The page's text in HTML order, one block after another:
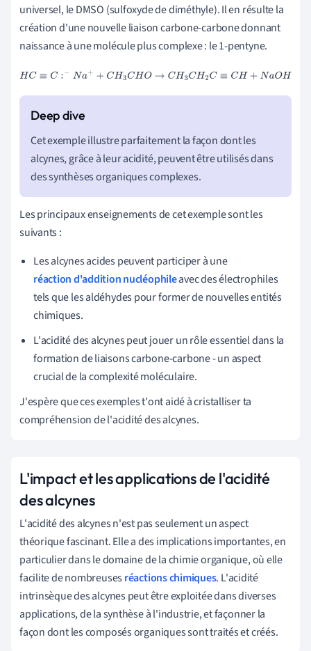
universel, le DMSO (sulfoxyde de diméthyle). Il en résulte la
création d'une nouvelle liaison carbone-carbone donnant
naissance à une molécule plus complexe : le 1-pentyne.
HC ≡C:−Na++CH3CHO→C H3CH2C≡CH+NaOH
Cet exemple illustre parfaitement la façon dont les
alcynes, grâce à leur acidité, peuvent être utilisés dans
des synthèses organiques complexes.
Les principaux enseignements de cet exemple sont les
suivants :
Les alcynes acides peuvent participer à une
réaction d'addition nucléophileavec des électrophiles
tels que les aldéhydes pour former de nouvelles entités
chimiques.
L'acidité des alcynes peut jouer un rôle essentiel dans la
formation de liaisons carbone-carbone - un aspect
crucial de la complexité moléculaire.
J'espère que ces exemples t'ont aidé à cristalliser ta
compréhension de l'acidité des alcynes.
L'impact et les applications de l'acidité
des alcynes
L'acidité des alcynes n'est pas seulement un aspect
théorique fascinant. Elle a des implications importantes, en
particulier dans le domaine de la chimie organique, où elle
facilite de nombreusesréactions chimiques. L'acidité
intrinsèque des alcynes peut être exploitée dans diverses
applications, de la synthèse à l'industrie, et façonner la
façon dont les composés organiques sont traités et créés.